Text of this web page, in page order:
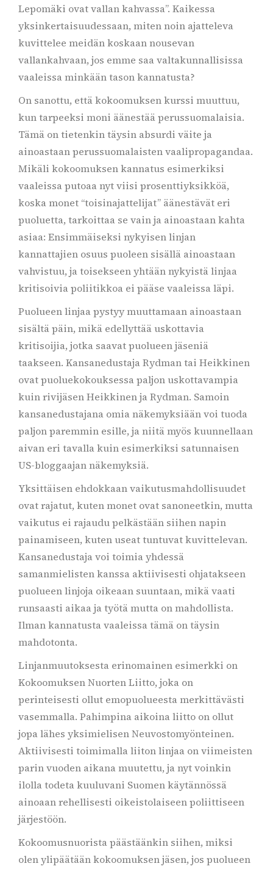
Lepomäki ovat vallan kahvassa”. Kaikessa
yksinkertaisuudessaan, miten noin ajatteleva
kuvittelee meidän koskaan nousevan
vallankahvaan, jos emme saa valtakunnallisissa
vaaleissa minkään tason kannatusta?
On sanottu, että kokoomuksen kurssi muuttuu,
kun tarpeeksi moni äänestää perussuomalaisia.
Tämä on tietenkin täysin absurdi väite ja
ainoastaan perussuomalaisten vaalipropagandaa.
Mikäli kokoomuksen kannatus esimerkiksi
vaaleissa putoaa nyt viisi prosenttiyksikköä,
koska monet “toisinajattelijat” äänestävät eri
puoluetta, tarkoittaa se vain ja ainoastaan kahta
asiaa: Ensimmäiseksi nykyisen linjan
kannattajien osuus puoleen sisällä ainoastaan
vahvistuu, ja toisekseen yhtään nykyistä linjaa
kritisoivia poliitikkoa ei pääse vaaleissa läpi.
Puolueen linjaa pystyy muuttamaan ainoastaan
sisältä päin, mikä edellyttää uskottavia
kritisoijia, jotka saavat puolueen jäseniä
taakseen. Kansanedustaja Rydman tai Heikkinen
ovat puoluekokouksessa paljon uskottavampia
kuin rivijäsen Heikkinen ja Rydman. Samoin
kansanedustajana omia näkemyksiään voi tuoda
paljon paremmin esille, ja niitä myös kuunnellaan
aivan eri tavalla kuin esimerkiksi satunnaisen
US-bloggaajan näkemyksiä.
Yksittäisen ehdokkaan vaikutusmahdollisuudet
ovat rajatut, kuten monet ovat sanoneetkin, mutta
vaikutus ei rajaudu pelkästään siihen napin
painamiseen, kuten useat tuntuvat kuvittelevan.
Kansanedustaja voi toimia yhdessä
samanmielisten kanssa aktiivisesti ohjatakseen
puolueen linjoja oikeaan suuntaan, mikä vaati
runsaasti aikaa ja työtä mutta on mahdollista.
Ilman kannatusta vaaleissa tämä on täysin
mahdotonta.
Linjanmuutoksesta erinomainen esimerkki on
Kokoomuksen Nuorten Liitto, joka on
perinteisesti ollut emopuolueesta merkittävästi
vasemmalla. Pahimpina aikoina liitto on ollut
jopa lähes yksimielisen Neuvostomyönteinen.
Aktiivisesti toimimalla liiton linjaa on viimeisten
parin vuoden aikana muutettu, ja nyt voinkin
ilolla todeta kuuluvani Suomen käytännössä
ainoaan rehellisesti oikeistolaiseen poliittiseen
järjestöön.
Kokoomusnuorista päästäänkin siihen, miksi
olen ylipäätään kokoomuksen jäsen, jos puolueen